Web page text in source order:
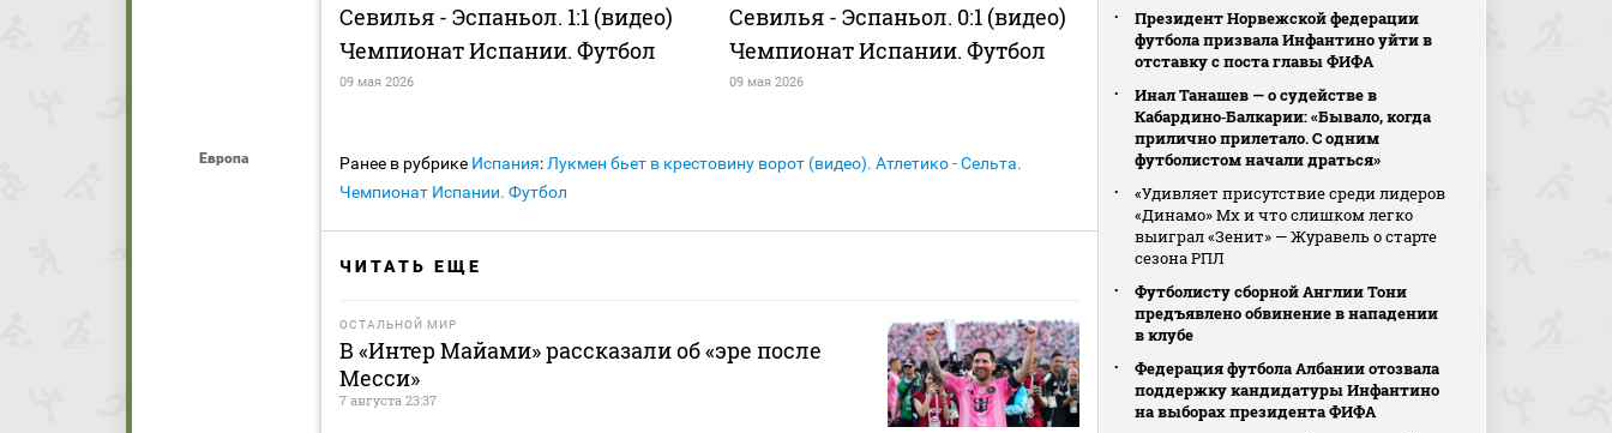
Европа
Севилья - Эспаньол. 1:1 (видео)
Чемпионат Испании. Футбол
09 мая 2026
Севилья - Эспаньол. 0:1 (видео)
Чемпионат Испании. Футбол
09 мая 2026
Ранее в рубрике Испания: Лукмен бьет в крестовину ворот (видео). Атлетико - Сельта.
Чемпионат Испании. Футбол
ЧИТАТЬ ЕЩЕ
ОСТАЛЬНОЙ МИР
В «Интер Майами» рассказали об «эре после
Месси»
7 августа 23:37
Президент Норвежской федерации
футбола призвала Инфантино уйти в
отставку с поста главы ФИФА
Инал Танашев — о судействе в
Кабардино‑Балкарии: «Бывало, когда
прилично прилетало. С одним
футболистом начали драться»
«Удивляет присутствие среди лидеров
«Динамо» Мх и что слишком легко
выиграл «Зенит» — Журавель о старте
сезона РПЛ
Футболисту сборной Англии Тони
предъявлено обвинение в нападении
в клубе
Федерация футбола Албании отозвала
поддержку кандидатуры Инфантино
на выборах президента ФИФА